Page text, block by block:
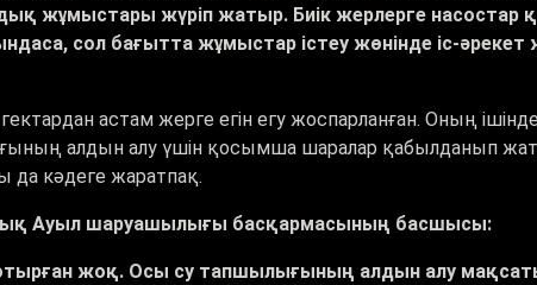
жұмыстары жүріп жатыр. Биік жерлерге насостар
сол бағытта жұмыстар істеу жөнінде іс-әрекет
астам жерге егін егу жоспарланған. Оның ішінде
алдын алу үшін қосымша шаралар қабылданып
кәдеге жаратпақ.
Ауыл шаруашылығы басқармасының басшысы:
отырған жоқ. Осы су тапшылығының алдын алу